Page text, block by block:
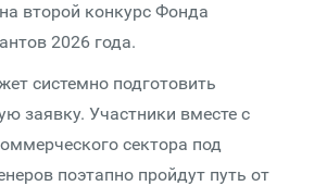
второй конкурс Фонда
2026 года.
системно подготовить
заявку. Участники вместе с
сектора под
поэтапно пройдут путь от